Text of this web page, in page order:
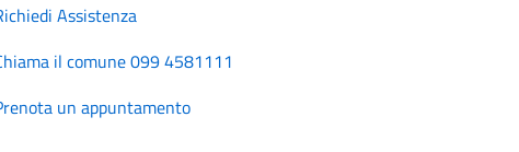
Assistenza
il comune 099 4581111
un appuntamento